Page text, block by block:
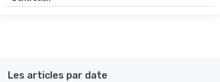
Les articles par date